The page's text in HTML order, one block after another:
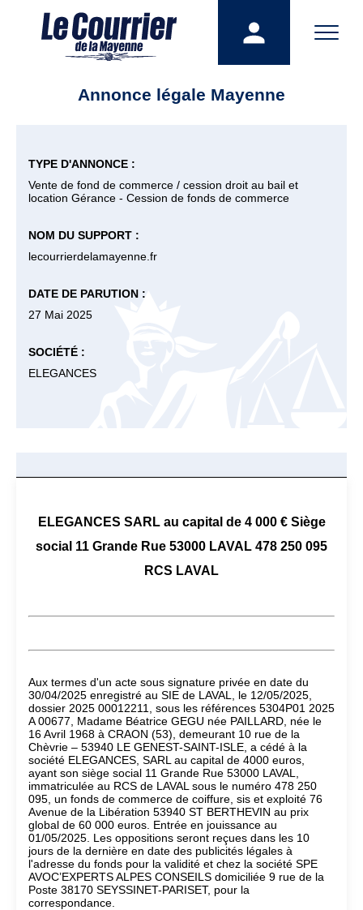
Annonce légale Mayenne
TYPE D'ANNONCE :
Vente de fond de commerce / cession droit au bail et
location Gérance - Cession de fonds de commerce
NOM DU SUPPORT :
lecourrierdelamayenne.fr
DATE DE PARUTION :
27 Mai 2025
SOCIÉTÉ :
ELEGANCES
ELEGANCES SARL au capital de 4 000 € Siège
social 11 Grande Rue 53000 LAVAL 478 250 095
RCS LAVAL
Aux termes d'un acte sous signature privée en date du
30/04/2025 enregistré au SIE de LAVAL, le 12/05/2025,
dossier 2025 00012211, sous les références 5304P01 2025
A 00677, Madame Béatrice GEGU née PAILLARD, née le
16 Avril 1968 à CRAON (53), demeurant 10 rue de la
Chèvrie – 53940 LE GENEST-SAINT-ISLE, a cédé à la
société ELEGANCES, SARL au capital de 4000 euros,
ayant son siège social 11 Grande Rue 53000 LAVAL,
immatriculée au RCS de LAVAL sous le numéro 478 250
095, un fonds de commerce de coiffure, sis et exploité 76
Avenue de la Libération 53940 ST BERTHEVIN au prix
global de 60 000 euros. Entrée en jouissance au
01/05/2025. Les oppositions seront reçues dans les 10
jours de la dernière en date des publicités légales à
l'adresse du fonds pour la validité et chez la société SPE
AVOC’EXPERTS ALPES CONSEILS domiciliée 9 rue de la
Poste 38170 SEYSSINET-PARISET, pour la
correspondance.